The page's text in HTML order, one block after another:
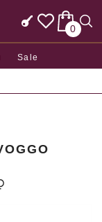
0
Sale
сумки